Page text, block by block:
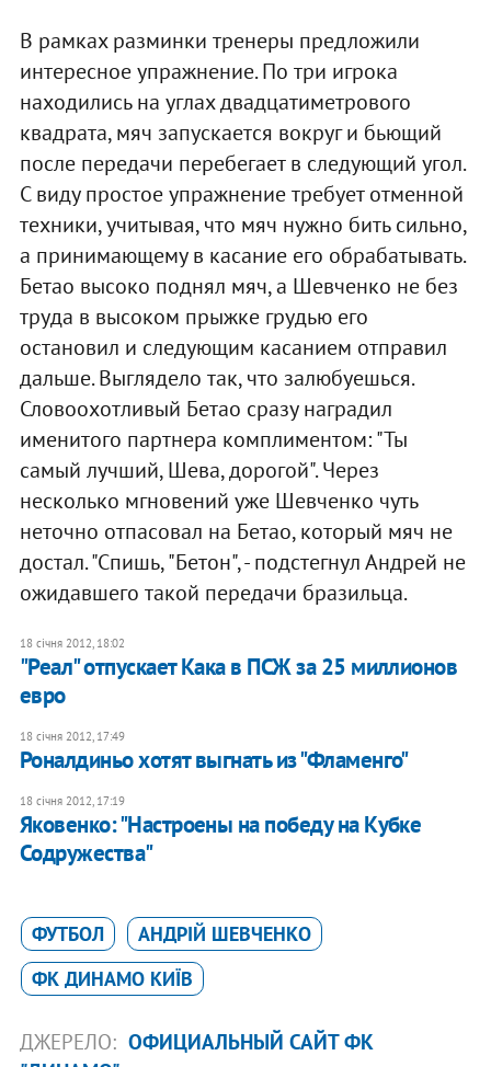
В рамках разминки тренеры предложили
интересное упражнение. По три игрока
находились на углах двадцатиметрового
квадрата, мяч запускается вокруг и бьющий
после передачи перебегает в следующий угол.
С виду простое упражнение требует отменной
техники, учитывая, что мяч нужно бить сильно,
а принимающему в касание его обрабатывать.
Бетао высоко поднял мяч, а Шевченко не без
труда в высоком прыжке грудью его
остановил и следующим касанием отправил
дальше. Выглядело так, что залюбуешься.
Словоохотливый Бетао сразу наградил
именитого партнера комплиментом: "Ты
самый лучший, Шева, дорогой". Через
несколько мгновений уже Шевченко чуть
неточно отпасовал на Бетао, который мяч не
достал. "Спишь, "Бетон", - подстегнул Андрей не
ожидавшего такой передачи бразильца.
18 січня 2012, 18:02
"Реал" отпускает Кака в ПСЖ за 25 миллионов
евро
18 січня 2012, 17:49
Роналдиньо хотят выгнать из "Фламенго"
18 січня 2012, 17:19
Яковенко: "Настроены на победу на Кубке
Содружества"
ФУТБОЛ
АНДРІЙ ШЕВЧЕНКО
ФК ДИНАМО КИЇВ
ДЖЕРЕЛО: ОФИЦИАЛЬНЫЙ САЙТ ФК